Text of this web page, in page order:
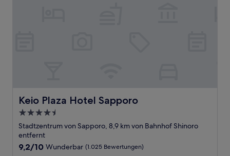
Keio Plaza Hotel Sapporo
Keio Plaza Hotel Sapporo
4.5-
Sterne-
Unterkunft
Stadtzentrum von Sapporo, 8,9 km von Bahnhof Shinoro
entfernt
9.2
9,2/10 Wunderbar (1.025 Bewertungen)